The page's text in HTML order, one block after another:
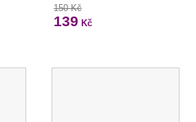
150 Kč
139 Kč